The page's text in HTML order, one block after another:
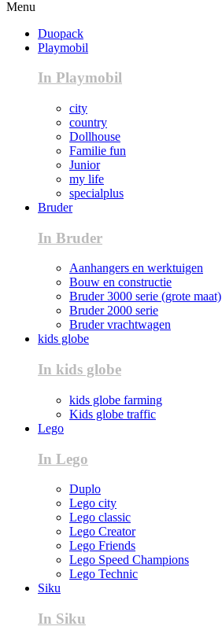
Menu
Duopack
Playmobil
In Playmobil
city
country
Dollhouse
Familie fun
Junior
my life
specialplus
Bruder
In Bruder
Aanhangers en werktuigen
Bouw en constructie
Bruder 3000 serie (grote maat)
Bruder 2000 serie
Bruder vrachtwagen
kids globe
In kids globe
kids globe farming
Kids globe traffic
Lego
In Lego
Duplo
Lego city
Lego classic
Lego Creator
Lego Friends
Lego Speed Champions
Lego Technic
Siku
In Siku